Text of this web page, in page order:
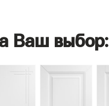
Ваш выбор: